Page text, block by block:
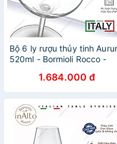
Bộ 6 ly rượu thủy tinh
520ml - Bormioli Rocco -
1.684.000 đ